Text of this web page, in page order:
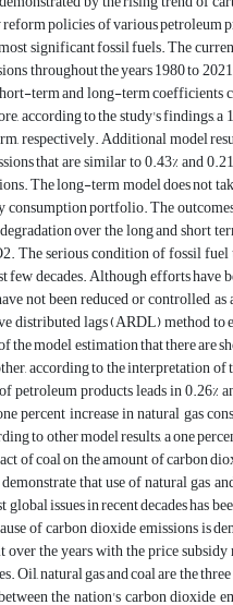
policies of various petroleum
significant fossil fuels. The
throughout the years 1980 to
term and long-term
according to the study's findings, a
respectively. Additional model
that are similar to 0.43% and
The long-term model does not
portfolio. The
over the long and short
The serious condition of fossil
decades. Although efforts
not been reduced or controlled
distributed lags (ARDL) method
the model estimation that there
according to the interpretation
petroleum products leads in
percent increase in natural gas
to other model results, a one
of coal on the amount of carbon
that use of natural gas
issues in recent decades has
of carbon dioxide emissions is
the years with the price
Oil, natural gas and coal are the
the nation's carbon dioxide